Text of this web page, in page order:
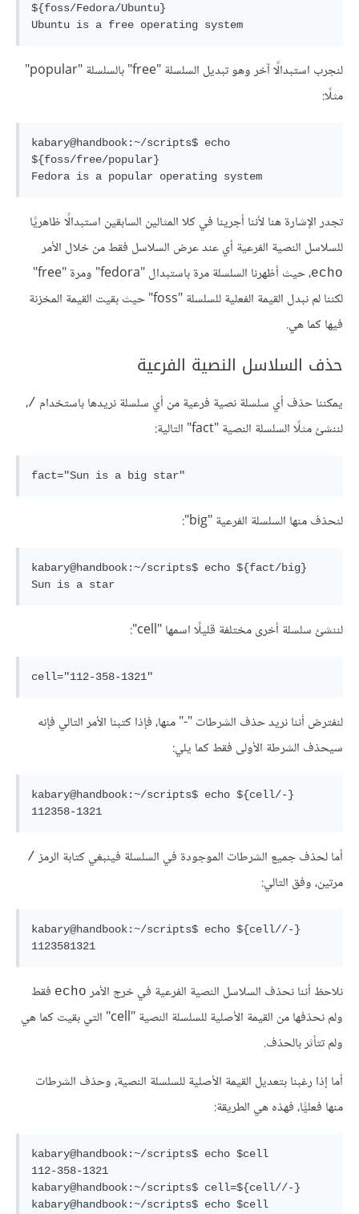
${foss/Fedora/Ubuntu}
لنجرب استبدالًا آخر وهو تبديل السلسلة "free" بالسلسلة "popular"
مثلًا:
kabary@handbook:~/scripts$ echo
${foss/free/popular}
تجدر الإشارة هنا لأننا أجرينا في كلا المثالين السابقين استبدالًا ظاهريًا
للسلاسل النصية الفرعية أي عند عرض السلاسل فقط من خلال الأمر
echo
، حيث أظهرنا السلسلة مرة باستبدال "fedora" ومرة "free"
لكننا لم نبدل القيمة الفعلية للسلسلة "foss" حيث بقيت القيمة المخزنة
فيها كما هي.
حذف السلاسل النصية الفرعية
يمكننا حذف أي سلسلة نصية فرعية من أي سلسلة نريدها باستخدام /،
لننشئ مثلًا السلسلة النصية "fact" التالية:
لنحذف منها السلسلة الفرعية "big":
kabary@handbook:~/scripts$ echo ${fact/big}
لننشئ سلسلة أخرى مختلفة قليلًا اسمها "cell":
لنفترض أننا نريد حذف الشرطات "-" منها، فإذا كتبنا الأمر التالي فإنه
سيحذف الشرطة الأولى فقط كما يلي:
kabary@handbook:~/scripts$ echo ${cell/-}
أما لحذف جميع الشرطات الموجودة في السلسلة فينبغي كتابة الرمز /
مرتين، وفق التالي:
kabary@handbook:~/scripts$ echo ${cell//-}
نلاحظ أننا نحذف السلاسل النصية الفرعية في خرج الأمر echo فقط
ولم نحذفها من القيمة الأصلية للسلسلة النصية "cell" التي بقيت كما هي
ولم تتأثر بالحذف.
أما إذا رغبنا بتعديل القيمة الأصلية للسلسلة النصية، وحذف الشرطات
منها فعليًّا، فهذه هي الطريقة:
kabary@handbook:~/scripts$ echo $cell
112-358-1321
kabary@handbook:~/scripts$ cell=${cell//-}
kabary@handbook:~/scripts$ echo $cell